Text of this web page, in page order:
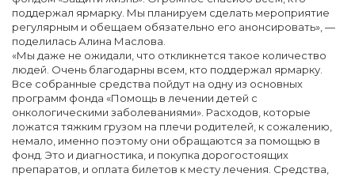
поддержал ярмарку. Мы планируем сделать мероприятие
регулярным и обещаем обязательно его анонсировать», —
поделилась Алина Маслова.
«Мы даже не ожидали, что откликнется такое количество
людей. Очень благодарны всем, кто поддержал ярмарку.
Все собранные средства пойдут на одну из основных
программ фонда «Помощь в лечении детей с
онкологическими заболеваниями». Расходов, которые
ложатся тяжким грузом на плечи родителей, к сожалению,
немало, именно поэтому они обращаются за помощью в
фонд. Это и диагностика, и покупка дорогостоящих
препаратов, и оплата билетов к месту лечения. Средства,